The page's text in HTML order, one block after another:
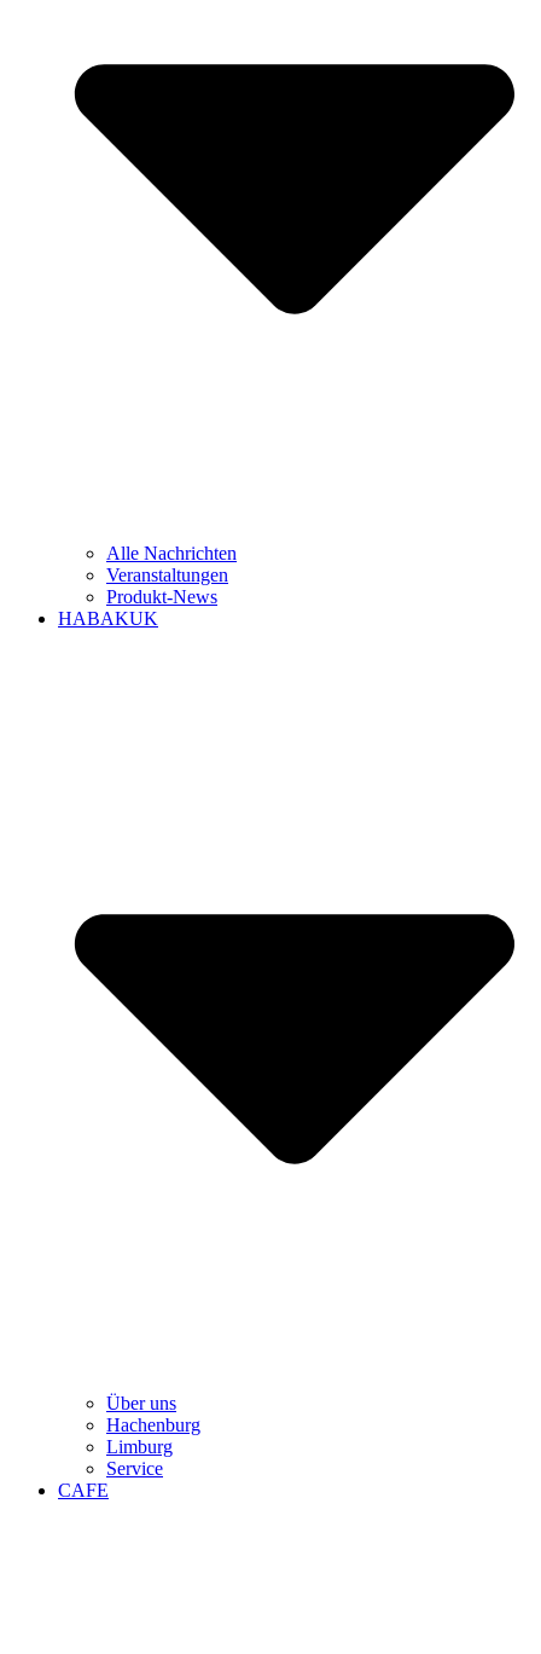
Alle Nachrichten
Veranstaltungen
Produkt-News
HABAKUK
Über uns
Hachenburg
Limburg
Service
CAFE